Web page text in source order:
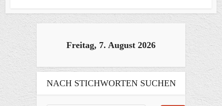
Freitag, 7. August 2026
NACH STICHWORTEN SUCHEN